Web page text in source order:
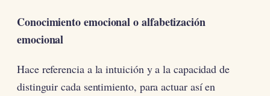
Conocimiento emocional o alfabetización
emocional
Hace referencia a la intuición y a la capacidad de
distinguir cada sentimiento, para actuar así en